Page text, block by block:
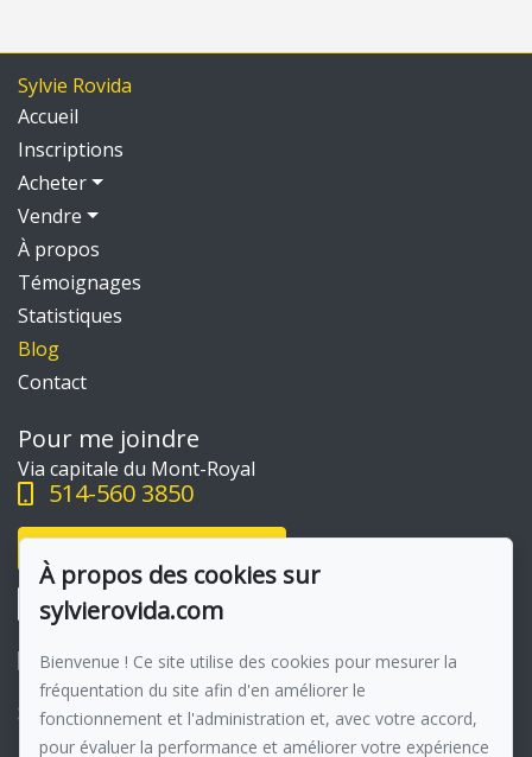
Sylvie Rovida
Accueil
Inscriptions
Acheter
Vendre
À propos
Témoignages
Statistiques
Blog
Contact
Pour me joindre
Via capitale du Mont-Royal
514-560 3850
Suivez-moi sur Facebook !
À propos des cookies sur
sylvierovida.com
Bienvenue ! Ce site utilise des cookies pour mesurer la
fréquentation du site afin d'en améliorer le
fonctionnement et l'administration et, avec votre accord,
pour évaluer la performance et améliorer votre expérience